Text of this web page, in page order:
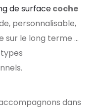
de surfacecoche
personnalisable,
sur le long terme …
dans